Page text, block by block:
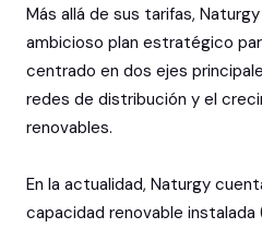
Más allá de sus tarifas,
ambicioso plan estratégico
centrado en dos ejes
redes de distribución y el
renovables.
En la actualidad, Naturgy
capacidad renovable